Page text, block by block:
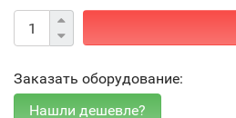
Заказать оборудование: